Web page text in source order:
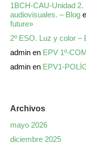
1BCH-CAU-Unidad
audiovisuales. – Blog
future»
2º ESO. Luz y color –
admin en EPV 1º-
admin en EPV1-
Archivos
mayo 2026
diciembre 2025